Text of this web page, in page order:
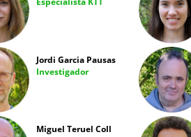
Jordi Garcia Pausas
Investigador
Miguel Teruel Coll